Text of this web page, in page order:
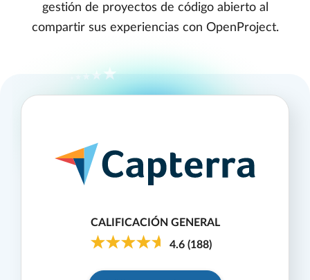
gestión de proyectos de código abierto al
compartir sus experiencias con OpenProject.
CALIFICACIÓN GENERAL
4.6(188)